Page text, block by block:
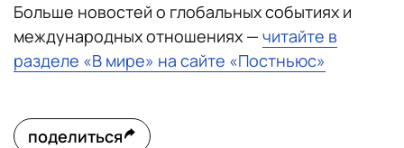
Больше новостей о глобальных событиях и
международных отношениях — читайте в
разделе «В мире» на сайте «Постньюс»
поделиться